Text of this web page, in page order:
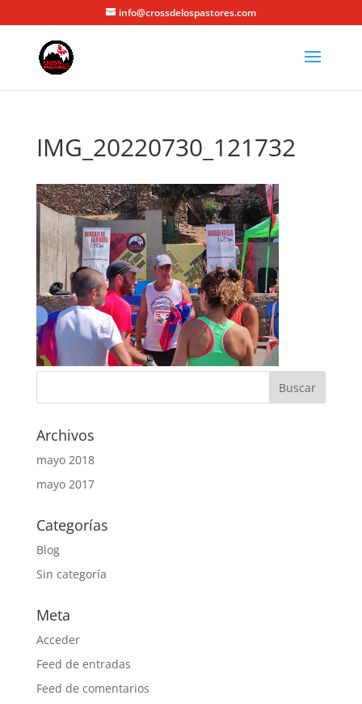
info@crossdelospastores.com
IMG_20220730_121732
Archivos
mayo 2018
mayo 2017
Categorías
Blog
Sin categoría
Meta
Acceder
Feed de entradas
Feed de comentarios